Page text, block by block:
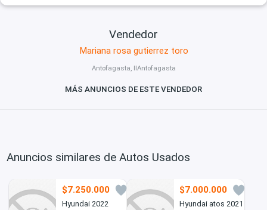
Vendedor
Mariana rosa gutierrez toro
Antofagasta, IIAntofagasta
MÁS ANUNCIOS DE ESTE VENDEDOR
Anuncios similares de Autos Usados
$7.250.000
Hyundai 2022
$7.000.000
Hyundai atos 2021